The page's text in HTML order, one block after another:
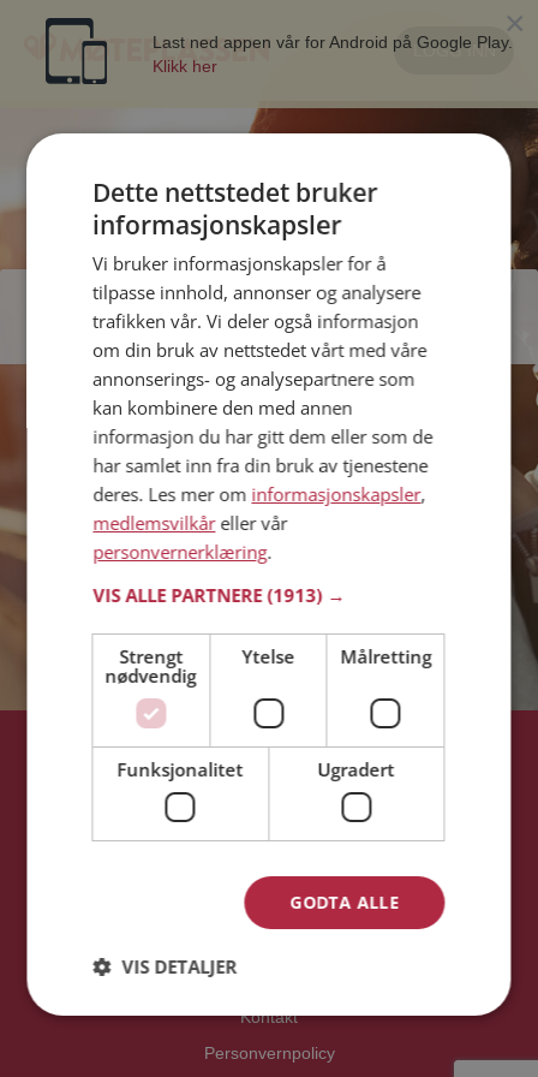
LOGG INN
×
Last ned appen vår for Android på Google Play.
Klikk her
Din profil er nå pauset
Velkommen tilbake senere
Startsiden
Funksjoner
Søk single
Single synes
Kontakt
Personvernpolicy
Dette nettstedet bruker
informasjonskapsler
Vi bruker informasjonskapsler for å
tilpasse innhold, annonser og analysere
trafikken vår. Vi deler også informasjon
om din bruk av nettstedet vårt med våre
annonserings- og analysepartnere som
kan kombinere den med annen
informasjon du har gitt dem eller som de
har samlet inn fra din bruk av tjenestene
deres. Les mer om informasjonskapsler,
medlemsvilkåreller vår
personvernerklæring.
VIS ALLE PARTNERE(1913) →
Strengt
nødvendig
Ytelse Målretting
Funksjonalitet Ugradert
GODTA ALLE
VIS DETALJER